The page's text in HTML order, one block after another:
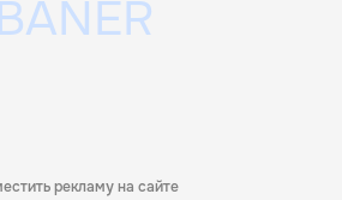
рекламу на сайте